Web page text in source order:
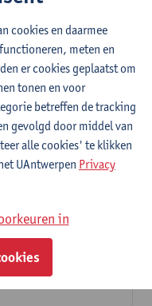
Laura Mortelmans
- Vroedvrouw
en
Meynendonckx
Vercalsteren
en
cookies en daarmee
meten en
er cookies geplaatst om
tonen en voor
betreffen de tracking
gevolgd door middel van
alle cookies' te klikken
UAntwerpen Privacy
in